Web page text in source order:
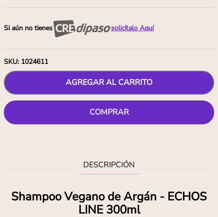
Si aún no tienes solicítalo Aquí
SKU: 1024611
AGREGAR AL CARRITO
COMPRAR
DESCRIPCIÓN
Shampoo Vegano de Argán - ECHOS
LINE 300ml